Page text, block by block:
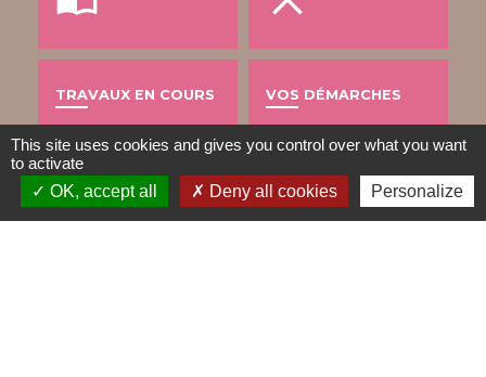
TRAVAUX EN COURS
build
VOS DÉMARCHES
account_balance
This site uses cookies and gives you control over what you want
to activate
OK, accept all
Deny all cookies Personalize